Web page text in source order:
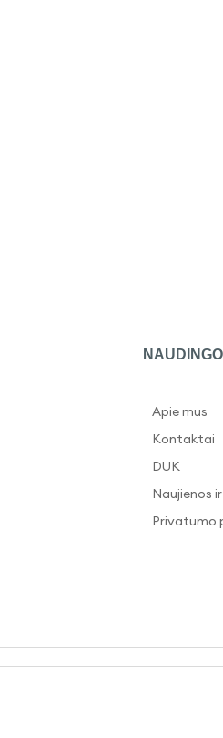
Apie mus
Kontaktai
DUK
Naujienos
Privatumo